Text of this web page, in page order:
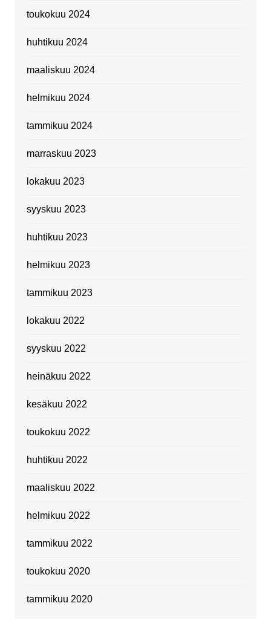
toukokuu 2024
huhtikuu 2024
maaliskuu 2024
helmikuu 2024
tammikuu 2024
marraskuu 2023
lokakuu 2023
syyskuu 2023
huhtikuu 2023
helmikuu 2023
tammikuu 2023
lokakuu 2022
syyskuu 2022
heinäkuu 2022
kesäkuu 2022
toukokuu 2022
huhtikuu 2022
maaliskuu 2022
helmikuu 2022
tammikuu 2022
toukokuu 2020
tammikuu 2020